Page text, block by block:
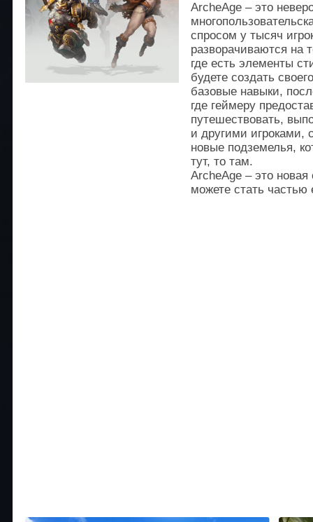
ArcheAge – это
спросом у тысяч
разворачиваются на
где есть элементы
будете создать
базовые навыки,
где геймеру
путешествовать,
и другими игроками,
новые подземелья,
тут, то там.
ArcheAge – это
можете стать частью